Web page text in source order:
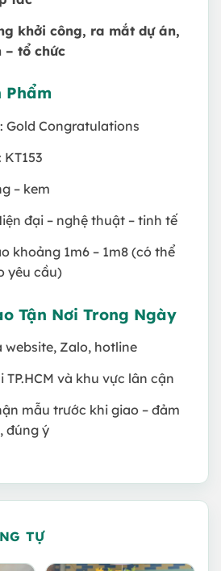
khởi công, ra mắt dự án,
– tổ chức
Phẩm
: Gold Congratulations
KT153
– kem
đại – nghệ thuật – tinh tế
khoảng 1m6 – 1m8 (có thể
yêu cầu)
Tận Nơi Trong Ngày
Zalo, hotline
và khu vực lân cận
mẫu trước khi giao – đảm
đúng ý
TỰ